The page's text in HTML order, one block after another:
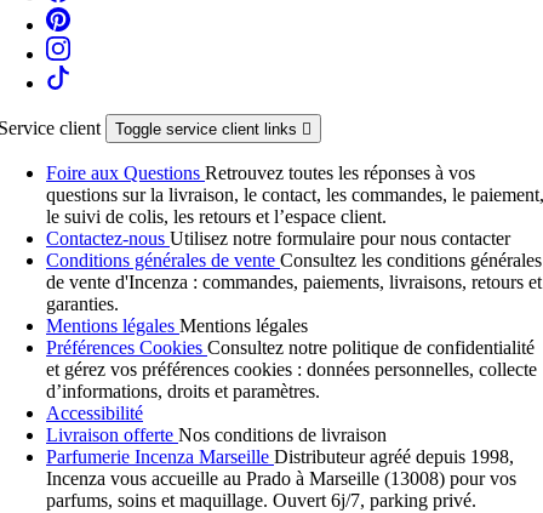
client Toggle service client links 
Foire aux Questions Retrouvez toutes les réponses à vos
questions sur la livraison, le contact, les commandes, le paiement,
le suivi de colis, les retours et l’espace client.
Contactez-nous Utilisez notre formulaire pour nous contacter
Conditions générales de vente Consultez les conditions générales
de vente d'Incenza : commandes, paiements, livraisons, retours et
garanties.
Mentions légales Mentions légales
Préférences Cookies Consultez notre politique de confidentialité
et gérez vos préférences cookies : données personnelles, collecte
d’informations, droits et paramètres.
Accessibilité
Livraison offerte Nos conditions de livraison
Parfumerie Incenza Marseille Distributeur agréé depuis 1998,
Incenza vous accueille au Prado à Marseille (13008) pour vos
parfums, soins et maquillage. Ouvert 6j/7, parking privé.